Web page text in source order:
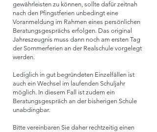
gewährleisten zu können, sollte dafür zeitnah
nach den Pfingstferien unbedingt eine
Voranmeldung im Rahmen eines persönlichen
Beratungsgesprächs erfolgen. Das original
Jahreszeugnis muss dann noch am ersten Tag
der Sommerferien an der Realschule vorgelegt
werden.
Lediglich in gut begründeten Einzelfällen ist
auch ein Wechsel im laufenden Schuljahr
möglich. In diesem Fall ist zudem ein
Beratungsgespräch an der bisherigen Schule
unabdingbar.
Bitte vereinbaren Sie daher rechtzeitig einen